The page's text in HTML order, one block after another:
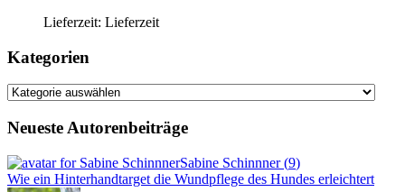
Lieferzeit: Lieferzeit
Kategorien
Kategorien
Neueste Autorenbeiträge
Sabine Schinnner(9)
Wie ein Hinterhandtarget die Wundpflege des Hundes erleichtert